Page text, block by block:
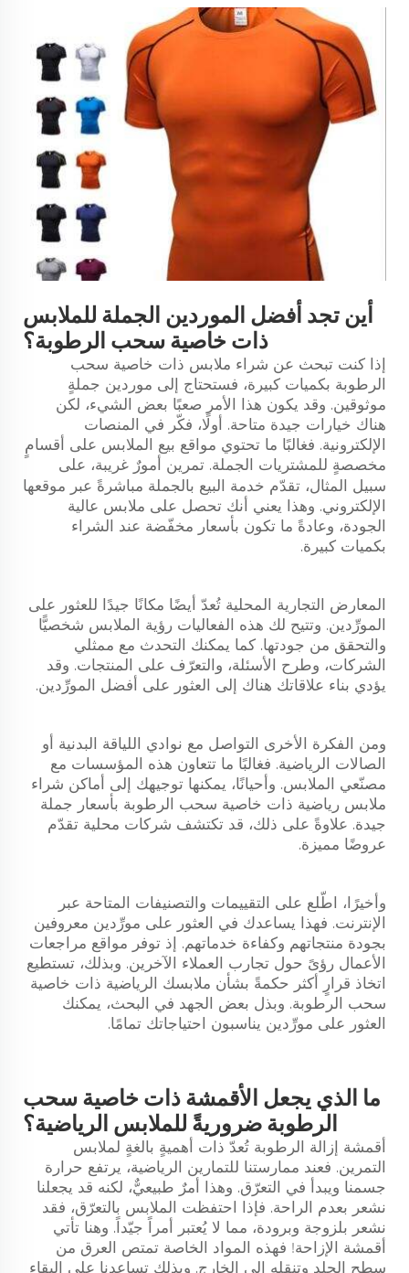
أين تجد أفضل الموردين الجملة للملابس
ذات خاصية سحب الرطوبة؟
إذا كنت تبحث عن شراء ملابس ذات خاصية سحب
الرطوبة بكميات كبيرة، فستحتاج إلى موردين جملةٍ
موثوقين. وقد يكون هذا الأمر صعبًا بعض الشيء، لكن
هناك خيارات جيدة متاحة. أولًا، فكّر في المنصات
الإلكترونية. فغالبًا ما تحتوي مواقع بيع الملابس على أقسامٍ
مخصصةٍ للمشتريات الجملة. تمرين أمورٌ غريبة، على
سبيل المثال، تقدّم خدمة البيع بالجملة مباشرةً عبر موقعها
الإلكتروني. وهذا يعني أنك تحصل على ملابس عالية
الجودة، وعادةً ما تكون بأسعار مخفّضة عند الشراء
بكميات كبيرة.
المعارض التجارية المحلية تُعدّ أيضًا مكانًا جيدًا للعثور على
المورِّدين. وتتيح لك هذه الفعاليات رؤية الملابس شخصيًّا
والتحقق من جودتها. كما يمكنك التحدث مع ممثلي
الشركات، وطرح الأسئلة، والتعرّف على المنتجات. وقد
يؤدي بناء علاقاتك هناك إلى العثور على أفضل المورِّدين.
ومن الفكرة الأخرى التواصل مع نوادي اللياقة البدنية أو
الصالات الرياضية. فغالبًا ما تتعاون هذه المؤسسات مع
مصنّعي الملابس. وأحيانًا، يمكنها توجيهك إلى أماكن شراء
ملابس رياضية ذات خاصية سحب الرطوبة بأسعار جملة
جيدة. علاوةً على ذلك، قد تكتشف شركات محلية تقدّم
عروضًا مميزة.
وأخيرًا، اطّلع على التقييمات والتصنيفات المتاحة عبر
الإنترنت. فهذا يساعدك في العثور على مورِّدين معروفين
بجودة منتجاتهم وكفاءة خدماتهم. إذ توفر مواقع مراجعات
الأعمال رؤىً حول تجارب العملاء الآخرين. وبذلك، تستطيع
اتخاذ قرارٍ أكثر حكمةً بشأن ملابسك الرياضية ذات خاصية
سحب الرطوبة. وبذل بعض الجهد في البحث، يمكنك
العثور على مورِّدين يناسبون احتياجاتك تمامًا.
ما الذي يجعل الأقمشة ذات خاصية سحب
الرطوبة ضروريةً للملابس الرياضية؟
أقمشة إزالة الرطوبة تُعدّ ذات أهميةٍ بالغةٍ لملابس
التمرين. فعند ممارستنا للتمارين الرياضية، يرتفع حرارة
جسمنا ويبدأ في التعرّق. وهذا أمرٌ طبيعيٌّ، لكنه قد يجعلنا
نشعر بعدم الراحة. فإذا احتفظت الملابس بالتعرّق، فقد
نشعر بلزوجة وبرودة، مما لا يُعتبر أمراً جيّداً. وهنا تأتي
أقمشة الإزاحة! فهذه المواد الخاصة تمتص العرق من
سطح الجلد وتنقله إلى الخارج. وبذلك تساعدنا على البقاء